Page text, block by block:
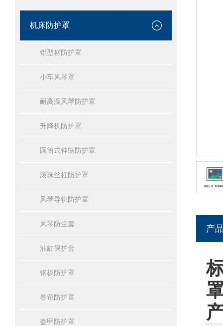
机床防护罩
铝型材防护罩
小车风琴罩
耐高温风琴防护罩
升降机防护罩
圆筒式伸缩防护罩
滚珠丝杠防护罩
风琴导轨防护罩
风琴防尘套
油缸保护套
钢板防护罩
卷帘防护罩
盔甲防护罩
产